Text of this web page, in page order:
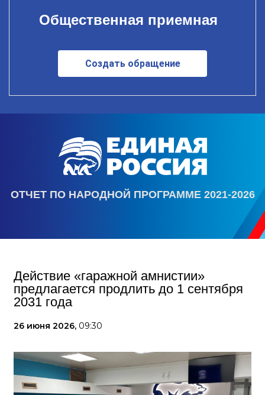
Общественная приемная
Создать обращение
ОТЧЕТ ПО НАРОДНОЙ ПРОГРАММЕ 2021-2026
Действие «гаражной амнистии»
предлагается продлить до 1 сентября
2031 года
26 июня 2026, 09:30